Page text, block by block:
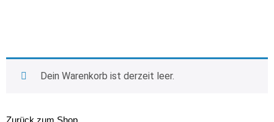
Dein Warenkorb ist derzeit leer.
Zurück zum Shop